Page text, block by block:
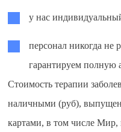
у нас
персонал никогда не
гарантируем полную
Стоимость терапии
наличными (руб),
картами, в том числе